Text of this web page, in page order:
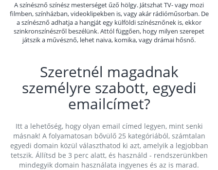
A színésznő színész mesterséget űző hölgy. Játszhat TV- vagy mozi
filmben, színházban, videoklipekben is, vagy akár rádióműsorban. De
a színésznő adhatja a hangját egy külföldi színésznőnek is, ekkor
szinkronszínészről beszélünk. Attól függően, hogy milyen szerepet
játszik a művésznő, lehet naiva, komika, vagy drámai hősnő.
Szeretnél magadnak
személyre szabott, egyedi
emailcímet?
Itt a lehetőség, hogy olyan email címed legyen, mint senki
másnak! A folyamatosan bővülő 25 kategóriából, számtalan
egyedi domain közül választhatod ki azt, amelyik a legjobban
tetszik. Állítsd be 3 perc alatt, és használd - rendszerünkben
mindegyik domain használata ingyenes és az is marad.